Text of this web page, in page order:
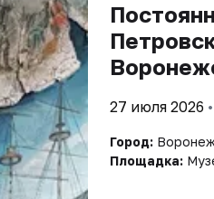
27 июля 2026
Город:
Площадка: